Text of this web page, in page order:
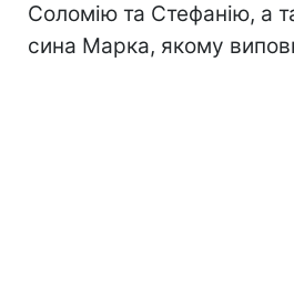
Соломію та Стефанію, а
сина Марка, якому